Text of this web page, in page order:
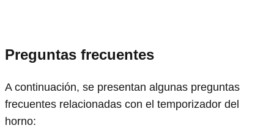
Preguntas frecuentes
A continuación, se presentan algunas preguntas
frecuentes relacionadas con el temporizador del
horno: